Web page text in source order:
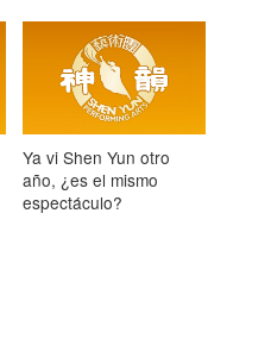
Ya vi Shen Yun otro
año, ¿es el mismo
espectáculo?